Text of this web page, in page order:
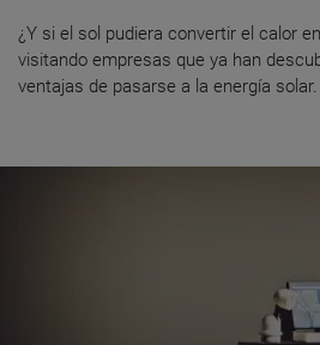
¿Y si el sol pudiera convertir el calor
visitando empresas que ya han
ventajas de pasarse a la energía